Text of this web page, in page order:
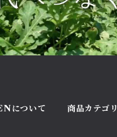
について 商品カテゴリ